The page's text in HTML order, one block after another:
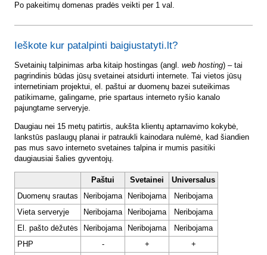
Po pakeitimų domenas pradės veikti per 1 val.
Ieškote kur patalpinti baigiustatyti.lt?
Svetainių talpinimas arba kitaip hostingas (angl. web hosting) – tai
pagrindinis būdas jūsų svetainei atsidurti internete. Tai vietos jūsų
internetiniam projektui, el. paštui ar duomenų bazei suteikimas
patikimame, galingame, prie spartaus interneto ryšio kanalo
pajungtame serveryje.
Daugiau nei 15 metų patirtis, aukšta klientų aptarnavimo kokybė,
lankstūs paslaugų planai ir patraukli kainodara nulėmė, kad šiandien
pas mus savo interneto svetaines talpina ir mumis pasitiki
daugiausiai šalies gyventojų.
Paštui Svetainei
Universalus
Duomenų srautas
Neribojama Neribojama
Neribojama
Vieta serveryje
Neribojama Neribojama
Neribojama
El. pašto dėžutės
Neribojama Neribojama
Neribojama
PHP
- +
+